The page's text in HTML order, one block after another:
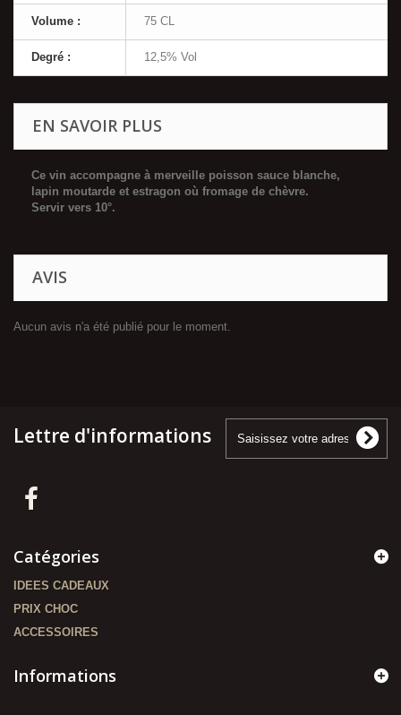
Volume : 75 CL
Degré : 12,5% Vol
EN SAVOIR PLUS
Ce vin accompagne à merveille poisson sauce blanche,
lapin moutarde et estragon où fromage de chèvre.
Servir vers 10°.
AVIS
Aucun avis n'a été publié pour le moment.
Lettre d'informations
Catégories
IDEES CADEAUX
PRIX CHOC
ACCESSOIRES
Informations